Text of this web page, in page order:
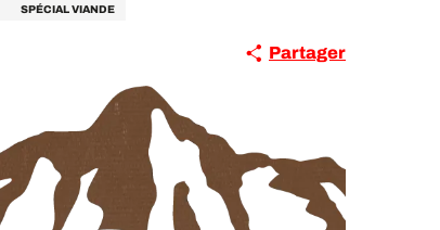
SPÉCIAL VIANDE
Partager